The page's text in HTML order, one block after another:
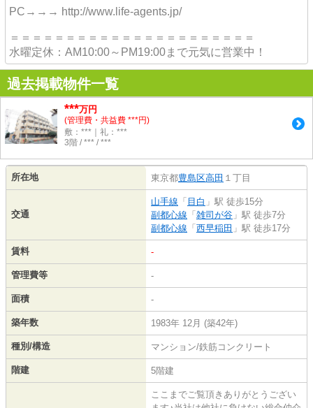
PC→→→ http://www.life-agents.jp/
＝＝＝＝＝＝＝＝＝＝＝＝＝＝＝＝＝＝＝＝＝＝
水曜定休：AM10:00～PM19:00まで元気に営業中！
過去掲載物件一覧
***万円
(管理費・共益費 ***円)
敷：***｜礼：***
3階 / *** / ***
所在地 東京都豊島区高田 １丁目
交通
山手線 「 目白 」駅 徒歩15分
副都心線 「 雑司が谷 」駅 徒歩7分
副都心線 「 西早稲田 」駅 徒歩17分
賃料 -
管理費等 -
面積 -
築年数 1983年 12月 (築42年)
種別/構造 マンション/鉄筋コンクリート
階建 5階建
ここまでご覧頂きありがとうござい